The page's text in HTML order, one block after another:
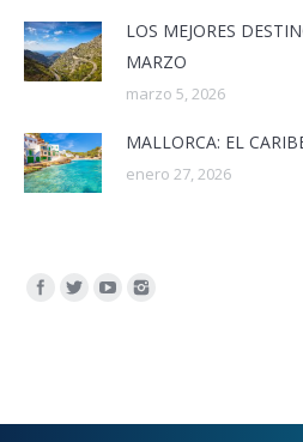
LOS MEJORES
MARZO
marzo 5, 2026
MALLORCA: EL
enero 27, 2026
Encuéntranos en: